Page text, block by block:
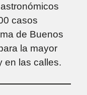
casos
de Buenos
la mayor
en las calles.